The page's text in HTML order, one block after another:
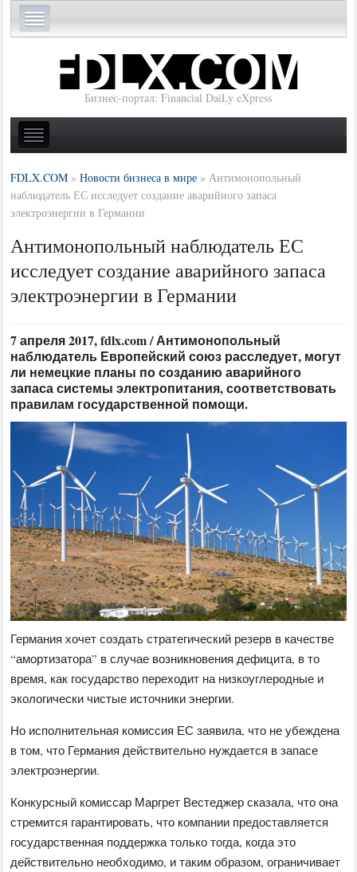
Бизнес-портал: Financial DaiLy eXpress
FDLX.COM »Новости бизнеса в мире » Антимонопольный
наблюдатель ЕС исследует создание аварийного запаса
электроэнергии в Германии
Антимонопольный наблюдатель ЕС
исследует создание аварийного запаса
электроэнергии в Германии
7 апреля 2017, fdlx.com / Антимонопольный
наблюдатель Европейский союз расследует, могут
ли немецкие планы по созданию аварийного
запаса системы электропитания, соответствовать
правилам государственной помощи.
Германия хочет создать стратегический резерв в качестве
“амортизатора” в случае возникновения дефицита, в то
время, как государство переходит на низкоуглеродные и
экологически чистые источники энергии.
Но исполнительная комиссия ЕС заявила, что не убеждена
в том, что Германия действительно нуждается в запасе
электроэнергии.
Конкурсный комиссар Маргрет Вестеджер сказала, что она
стремится гарантировать, что компании предоставляется
государственная поддержка только тогда, когда это
действительно необходимо, и таким образом, ограничивает